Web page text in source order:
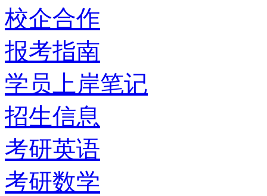
校企合作
报考指南
学员上岸笔记
招生信息
考研英语
考研数学